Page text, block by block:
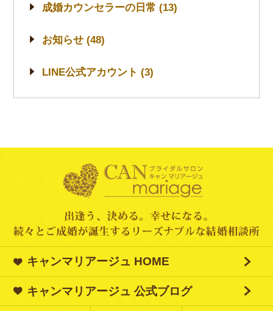
成婚カウンセラーの日常 (13)
お知らせ (48)
LINE公式アカウント (3)
キャンマリアージュ HOME
キャンマリアージュ 公式ブログ